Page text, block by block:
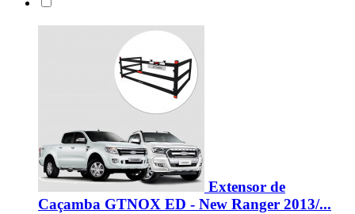
Extensor de
Caçamba GTNOX ED - New Ranger 2013/...